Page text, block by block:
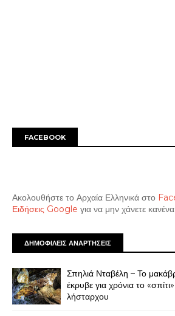
FACEBOOK
Ακολουθήστε το Αρχαία Ελληνικά στο
Ειδήσεις Google για να μην χάνετε
ΔΗΜΟΦΙΛΕΙΣ ΑΝΑΡΤΗΣΕΙΣ
Σπηλιά Νταβέλη – Το
έκρυβε για χρόνια το
λήσταρχου